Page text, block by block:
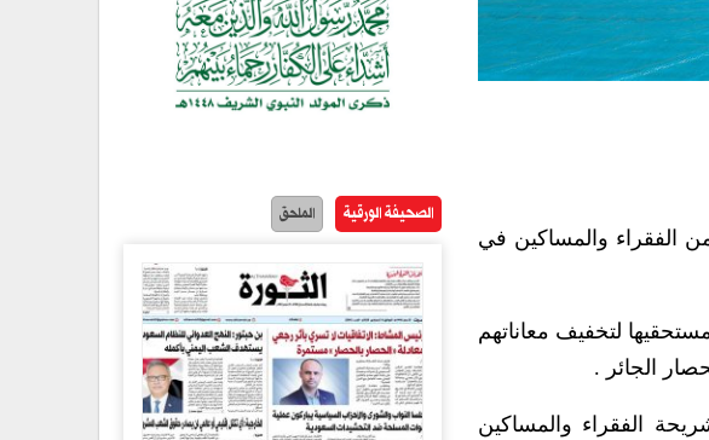
الفقراء والمساكين في
لتخفيف معاناتهم
الجائر .
الفقراء والمساكين
الصحيفة الورقية الملحق